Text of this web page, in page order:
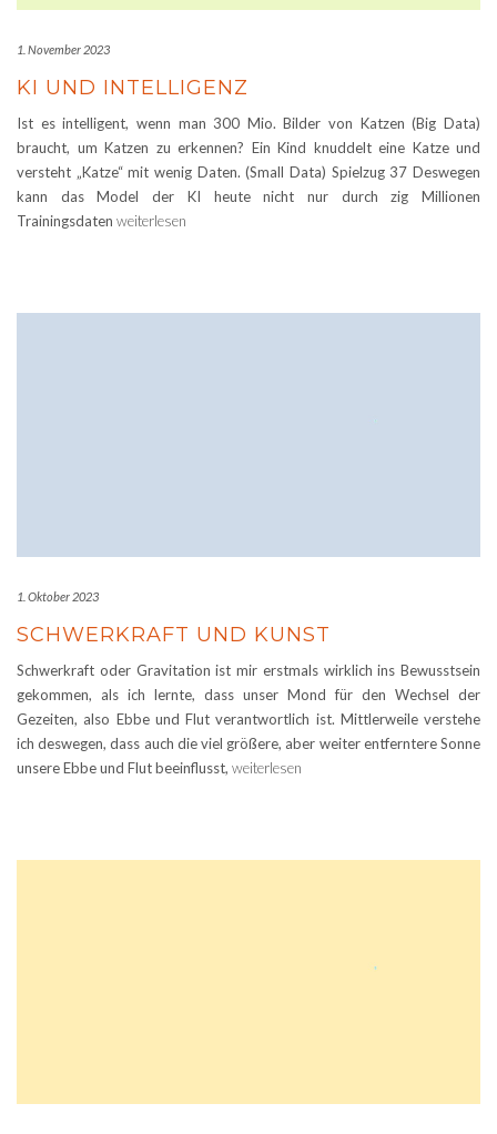
1. November 2023
KI UND INTELLIGENZ
Ist es intelligent, wenn man 300 Mio. Bilder von Katzen (Big Data)
braucht, um Katzen zu erkennen? Ein Kind knuddelt eine Katze und
versteht „Katze“ mit wenig Daten. (Small Data) Spielzug 37 Deswegen
kann das Model der KI heute nicht nur durch zig Millionen
Trainingsdaten weiterlesen
1. Oktober 2023
SCHWERKRAFT UND KUNST
Schwerkraft oder Gravitation ist mir erstmals wirklich ins Bewusstsein
gekommen, als ich lernte, dass unser Mond für den Wechsel der
Gezeiten, also Ebbe und Flut verantwortlich ist. Mittlerweile verstehe
ich deswegen, dass auch die viel größere, aber weiter entferntere Sonne
unsere Ebbe und Flut beeinflusst, weiterlesen